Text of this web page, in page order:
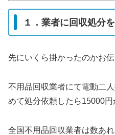
１．業者に回収処分
先にいくら掛かったのかお伝
不用品回収業者にて電動二
めて処分依頼したら15000円
全国不用品回収業者は数あ